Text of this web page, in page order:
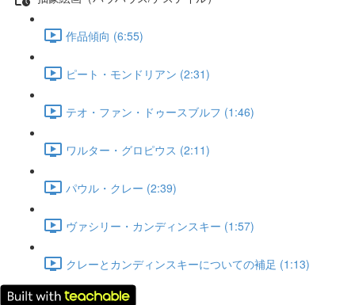
作品傾向 (6:55)
ピート・モンドリアン (2:31)
テオ・ファン・ドゥースブルフ (1:46)
ワルター・グロピウス (2:11)
パウル・クレー (2:39)
ヴァシリー・カンディンスキー (1:57)
クレーとカンディンスキーについての補足 (1:13)